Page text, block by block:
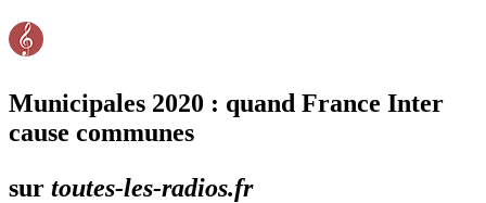
Municipales 2020 : quand France Inter
cause communes
sur toutes-les-radios.fr